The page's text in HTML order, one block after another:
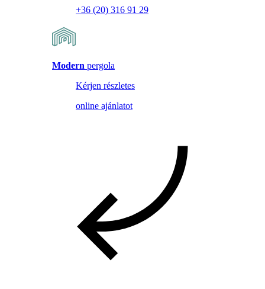
+36 (20) 316 91 29
Modern pergola
Kérjen részletes
online ajánlatot